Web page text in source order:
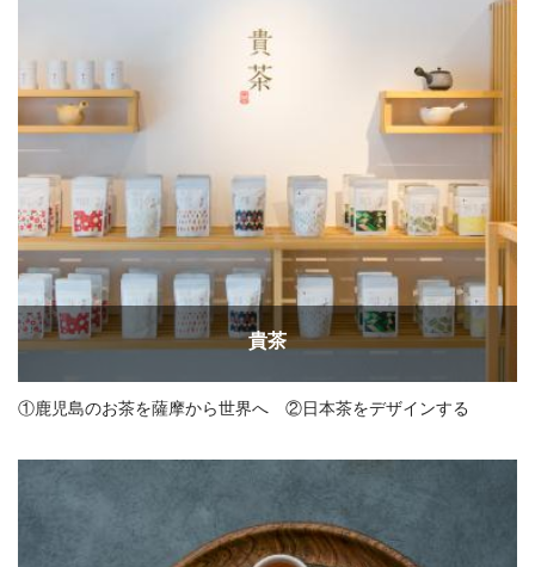
貴茶
①鹿児島のお茶を薩摩から世界へ ②日本茶をデザインする